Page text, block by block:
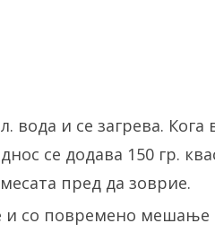
вода и се загрева. Кога
се додава 150 гр.
пред да зоврие.
и со повремено мешање